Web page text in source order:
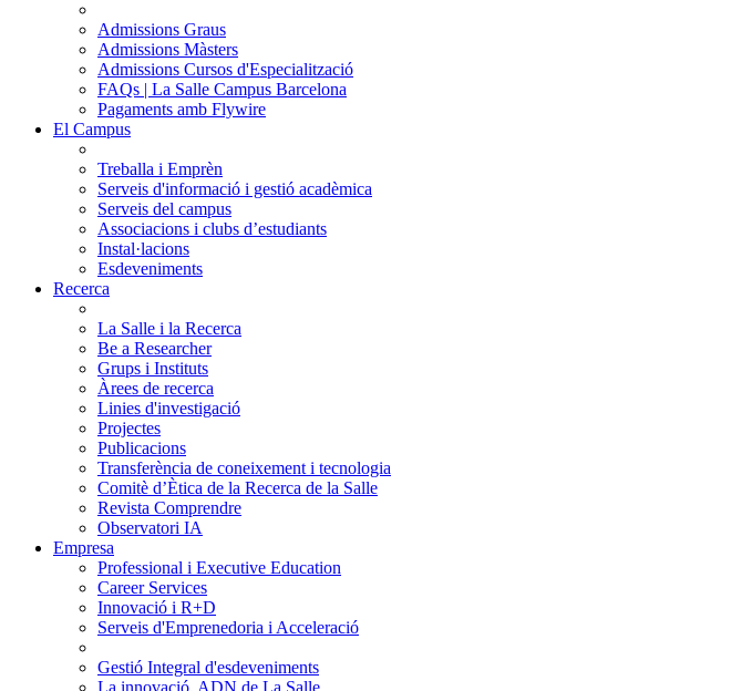
Admissions Graus
Admissions Màsters
Admissions Cursos d'Especialització
FAQs | La Salle Campus Barcelona
Pagaments amb Flywire
El Campus
Treballa i Emprèn
Serveis d'informació i gestió acadèmica
Serveis del campus
Associacions i clubs d’estudiants
Instal·lacions
Esdeveniments
Recerca
La Salle i la Recerca
Be a Researcher
Grups i Instituts
Àrees de recerca
Linies d'investigació
Projectes
Publicacions
Transferència de coneixement i tecnologia
Comitè d’Ètica de la Recerca de la Salle
Revista Comprendre
Observatori IA
Empresa
Professional i Executive Education
Career Services
Innovació i R+D
Serveis d'Emprenedoria i Acceleració
Gestió Integral d'esdeveniments
La innovació, ADN de La Salle